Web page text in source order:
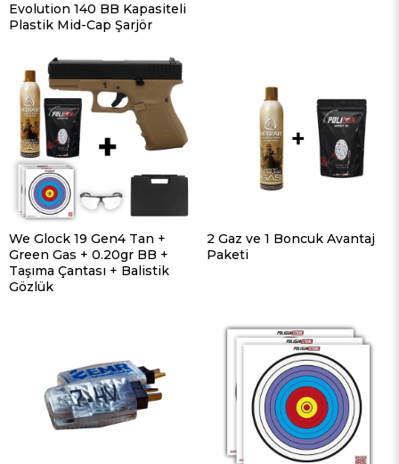
Evolution 140 BB Kapasiteli
Plastik Mid-Cap Şarjör
We Glock 19 Gen4 Tan +
Green Gas + 0.20gr BB +
Taşıma Çantası + Balistik
Gözlük
2 Gaz ve 1 Boncuk Avantaj
Paketi